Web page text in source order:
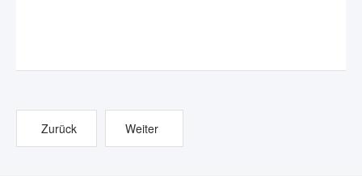
Zurück Weiter